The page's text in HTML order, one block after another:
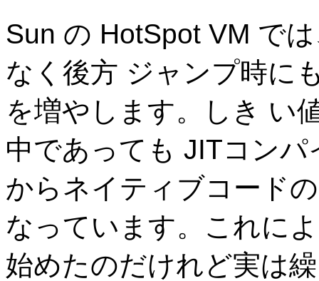
Sun の HotSpot VM で
なく後方 ジャンプ時に
を増やします。しき い
中であっても JITコン
からネイティブコード
なっています。これに
始めたのだけれど実は